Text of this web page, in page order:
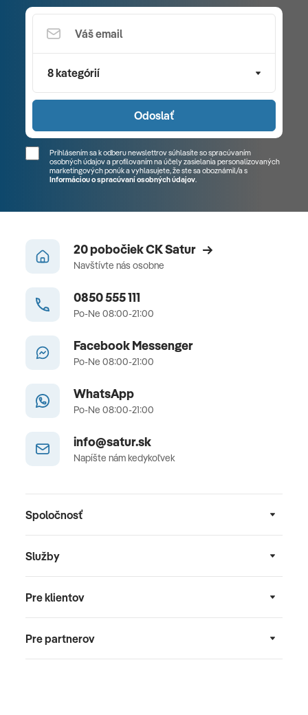
8 kategórií
Odoslať
Prihlásením sa k odberu newslettrov súhlasíte so spracúvaním
osobných údajov a profilovaním na účely zasielania personalizovaných
marketingových ponúk a vyhlasujete, že ste saoboznámil/as
Informáciou o spracúvaní osobných údajov.
20 pobočiek CK Satur
Navštívte nás osobne
0850 555 111
Po-Ne 08:00-21:00
Facebook Messenger
Po-Ne 08:00-21:00
WhatsApp
Po-Ne 08:00-21:00
info@satur.sk
Napíšte nám kedykoľvek
Spoločnosť
Služby
Pre klientov
Pre partnerov